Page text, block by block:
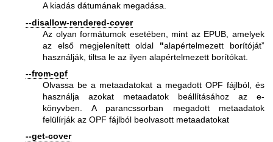
A kiadás dátumának megadása.
--disallow-rendered-cover
Az olyan formátumok esetében, mint az EPUB, amelyek
az első megjelenített oldal "alapértelmezett borítóját”
használják, tiltsa le az ilyen alapértelmezett borítókat.
--from-opf
Olvassa be a metaadatokat a megadott OPF fájlból, és
használja azokat metaadatok beállításához az e-
könyvben. A parancssorban megadott metaadatok
felülírják az OPF fájlból beolvasott metaadatokat
--get-cover